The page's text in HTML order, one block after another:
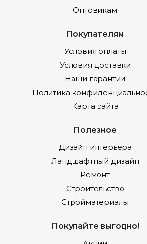
Оптовикам
Покупателям
Условия оплаты
Условия доставки
Наши гарантии
Политика
Карта сайта
Полезное
Дизайн интерьера
Ландшафтный дизайн
Ремонт
Строительство
Стройматериалы
Покупайте выгодно!